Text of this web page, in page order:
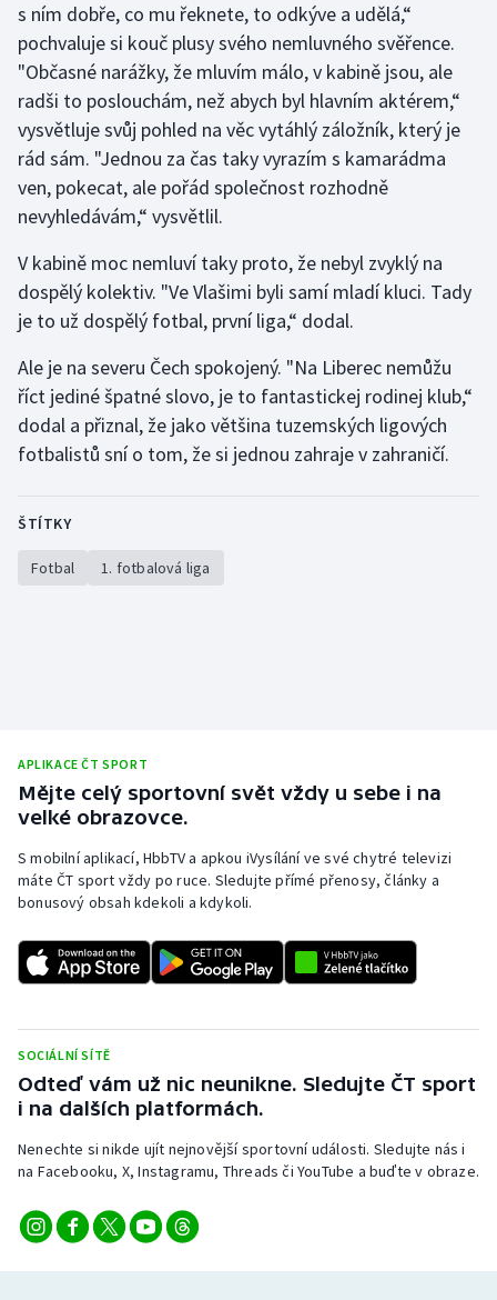
Sportovní střelba
Stolní tenis
Triatlon
Veslování
Vodní slalom
Volejbal
Ostatní
s ním dobře, co mu řeknete, to odkýve a udělá,“
pochvaluje si kouč plusy svého nemluvného svěřence.
"Občasné narážky, že mluvím málo, v kabině jsou, ale
radši to poslouchám, než abych byl hlavním aktérem,“
vysvětluje svůj pohled na věc vytáhlý záložník, který je
rád sám. "Jednou za čas taky vyrazím s kamarádma
ven, pokecat, ale pořád společnost rozhodně
nevyhledávám,“ vysvětlil.
V kabině moc nemluví taky proto, že nebyl zvyklý na
dospělý kolektiv. "Ve Vlašimi byli samí mladí kluci. Tady
je to už dospělý fotbal, první liga,“ dodal.
Ale je na severu Čech spokojený. "Na Liberec nemůžu
říct jediné špatné slovo, je to fantastickej rodinej klub,“
dodal a přiznal, že jako většina tuzemských ligových
fotbalistů sní o tom, že si jednou zahraje v zahraničí.
ŠTÍTKY
Fotbal 1. fotbalová liga
APLIKACE ČT SPORT
Mějte celý sportovní svět vždy u sebe i na
velké obrazovce.
S mobilní aplikací, HbbTV a apkou iVysílání ve své chytré televizi
máte ČT sport vždy po ruce. Sledujte přímé přenosy, články a
bonusový obsah kdekoli a kdykoli.
SOCIÁLNÍ SÍTĚ
Odteď vám už nic neunikne. Sledujte ČT sport
i na dalších platformách.
Nenechte si nikde ujít nejnovější sportovní události. Sledujte nás i
na Facebooku, X, Instagramu, Threads či YouTube a buďte v obraze.